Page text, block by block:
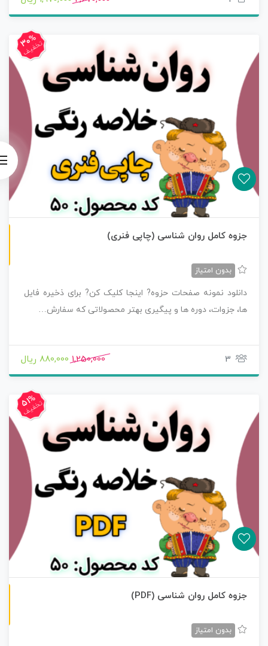
30%
تخفیف
جزوه کامل روان شناسی (چاپی فنری)
بدون امتیاز
دانلود نمونه صفحات حزوه? اینجا کلیک کن? برای ذخیره فایل
ها، جزوات، دوره ها و پیگیری بهتر محصولاتی که سفارش…
3
1,250,000 880,000 ریال
51%
تخفیف
جزوه کامل روان شناسی (PDF)
بدون امتیاز